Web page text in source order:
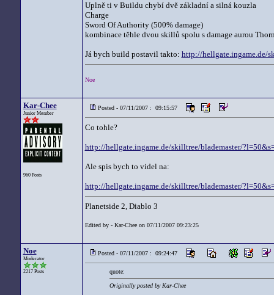
Uplně ti v Buildu chybí dvě základní a silná kouzla
Charge
Sword Of Authority (500% damage)
kombinace těhle dvou skillů spolu s damage aurou
Já bych build postavil takto: http://hellgate.ingame.de/
Noe
Kar-Chee
Junior Member
960 Posts
Posted - 07/11/2007 : 09:15:57
Co tohle?
http://hellgate.ingame.de/skilltree/blademaster/
Ale spis bych to videl na:
http://hellgate.ingame.de/skilltree/blademaster/
Planetside 2, Diablo 3
Edited by - Kar-Chee on 07/11/2007 09:23:25
Noe
Moderator
2217 Posts
Posted - 07/11/2007 : 09:24:47
quote:
Originally posted by Kar-Chee